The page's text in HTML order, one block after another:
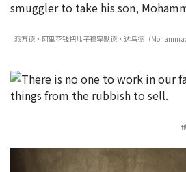
派万德·阿里花钱把儿子穆罕默德·达乌德（